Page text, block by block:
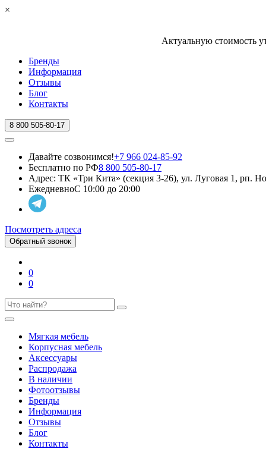
×
Актуальную стоимость
Бренды
Информация
Отзывы
Блог
Контакты
8 800 505-80-17
Давайте созвонимся!+7 966 024-85-92
Бесплатно по РФ8 800 505-80-17
Адрес: ТК «Три Кита» (секция 3-26), ул. Луговая 1, рп.
ЕжедневноС 10:00 до 20:00
Посмотреть адреса
Обратный звонок
0
0
Мягкая мебель
Корпусная мебель
Аксессуары
Распродажа
В наличии
Фотоотзывы
Бренды
Информация
Отзывы
Блог
Контакты